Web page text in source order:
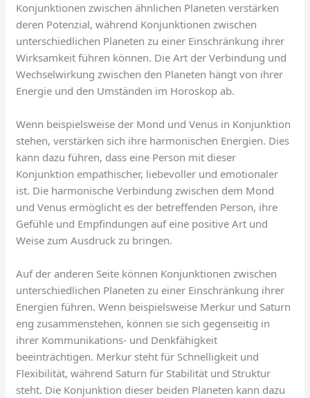
Konjunktionen zwischen ähnlichen Planeten verstärken
deren Potenzial, während Konjunktionen zwischen
unterschiedlichen Planeten zu einer Einschränkung ihrer
Wirksamkeit führen können. Die Art der Verbindung und
Wechselwirkung zwischen den Planeten hängt von ihrer
Energie und den Umständen im Horoskop ab.
Wenn beispielsweise der Mond und Venus in Konjunktion
stehen, verstärken sich ihre harmonischen Energien. Dies
kann dazu führen, dass eine Person mit dieser
Konjunktion empathischer, liebevoller und emotionaler
ist. Die harmonische Verbindung zwischen dem Mond
und Venus ermöglicht es der betreffenden Person, ihre
Gefühle und Empfindungen auf eine positive Art und
Weise zum Ausdruck zu bringen.
Auf der anderen Seite können Konjunktionen zwischen
unterschiedlichen Planeten zu einer Einschränkung ihrer
Energien führen. Wenn beispielsweise Merkur und Saturn
eng zusammenstehen, können sie sich gegenseitig in
ihrer Kommunikations- und Denkfähigkeit
beeinträchtigen. Merkur steht für Schnelligkeit und
Flexibilität, während Saturn für Stabilität und Struktur
steht. Die Konjunktion dieser beiden Planeten kann dazu